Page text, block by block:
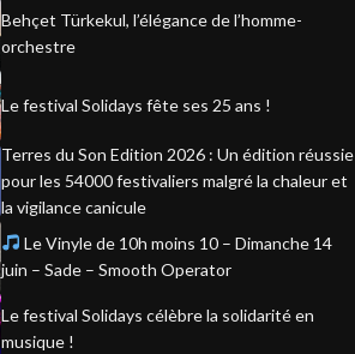
Behçet Türkekul, l’élégance de l’homme-
orchestre
Le festival Solidays fête ses 25 ans !
Terres du Son Edition 2026 : Un édition réussie
pour les 54000 festivaliers malgré la chaleur et
la vigilance canicule
Le Vinyle de 10h moins 10 – Dimanche 14
juin – Sade – Smooth Operator
Le festival Solidays célèbre la solidarité en
musique !